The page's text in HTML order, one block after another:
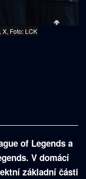
X, Foto: LCK
of Legends a
V domácí
základní části